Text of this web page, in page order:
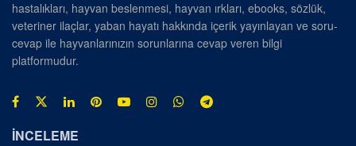
hastalıkları, hayvan beslenmesi, hayvan ırkları, ebooks, sözlük,
veteriner ilaçlar, yaban hayatı hakkında içerik yayınlayan ve soru-
cevap ile hayvanlarınızın sorunlarına cevap veren bilgi
platformudur.
İNCELEME